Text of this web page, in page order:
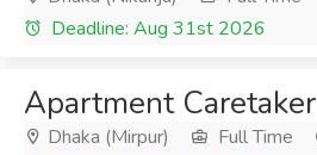
Deadline: Aug 31st 2026
Apartment Caretaker
Dhaka (Mirpur) Full Time